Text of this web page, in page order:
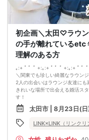
女性は着席したままで、男性が
トークタイムは、5分～10分（
あまり硬くならず、いつもの自
お仕事の話、趣味の話などでお
うか…
初企画＼太田♡ラウ
の手が離れているetc
理解のある方
｡:+ ﾟ ゜ﾟ +:｡:+ ﾟ ゜ﾟ +:｡:+ ﾟ ゜ﾟ
＼関東でも珍しい綺麗なラウン
2人の出会いはラウンジ友達に
きれいな場所で出会える婚活ス
す！
＼ 直接は聞きくい、気になる条
①子供と一緒に住んでいない
➁ 義両親の面倒など
相手には負担をかけない配慮を
太田市 | 8月23日(
LINK×LINK（リンクリ